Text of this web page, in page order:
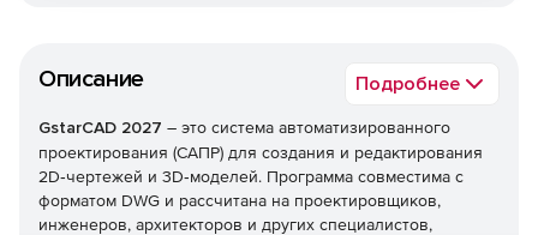
Описание Подробнее
GstarCAD 2027 – это система автоматизированного
проектирования (САПР) для создания и редактирования
2D‑чертежей и 3D‑моделей. Программа совместима с
форматом DWG и рассчитана на проектировщиков,
инженеров, архитекторов и других специалистов,